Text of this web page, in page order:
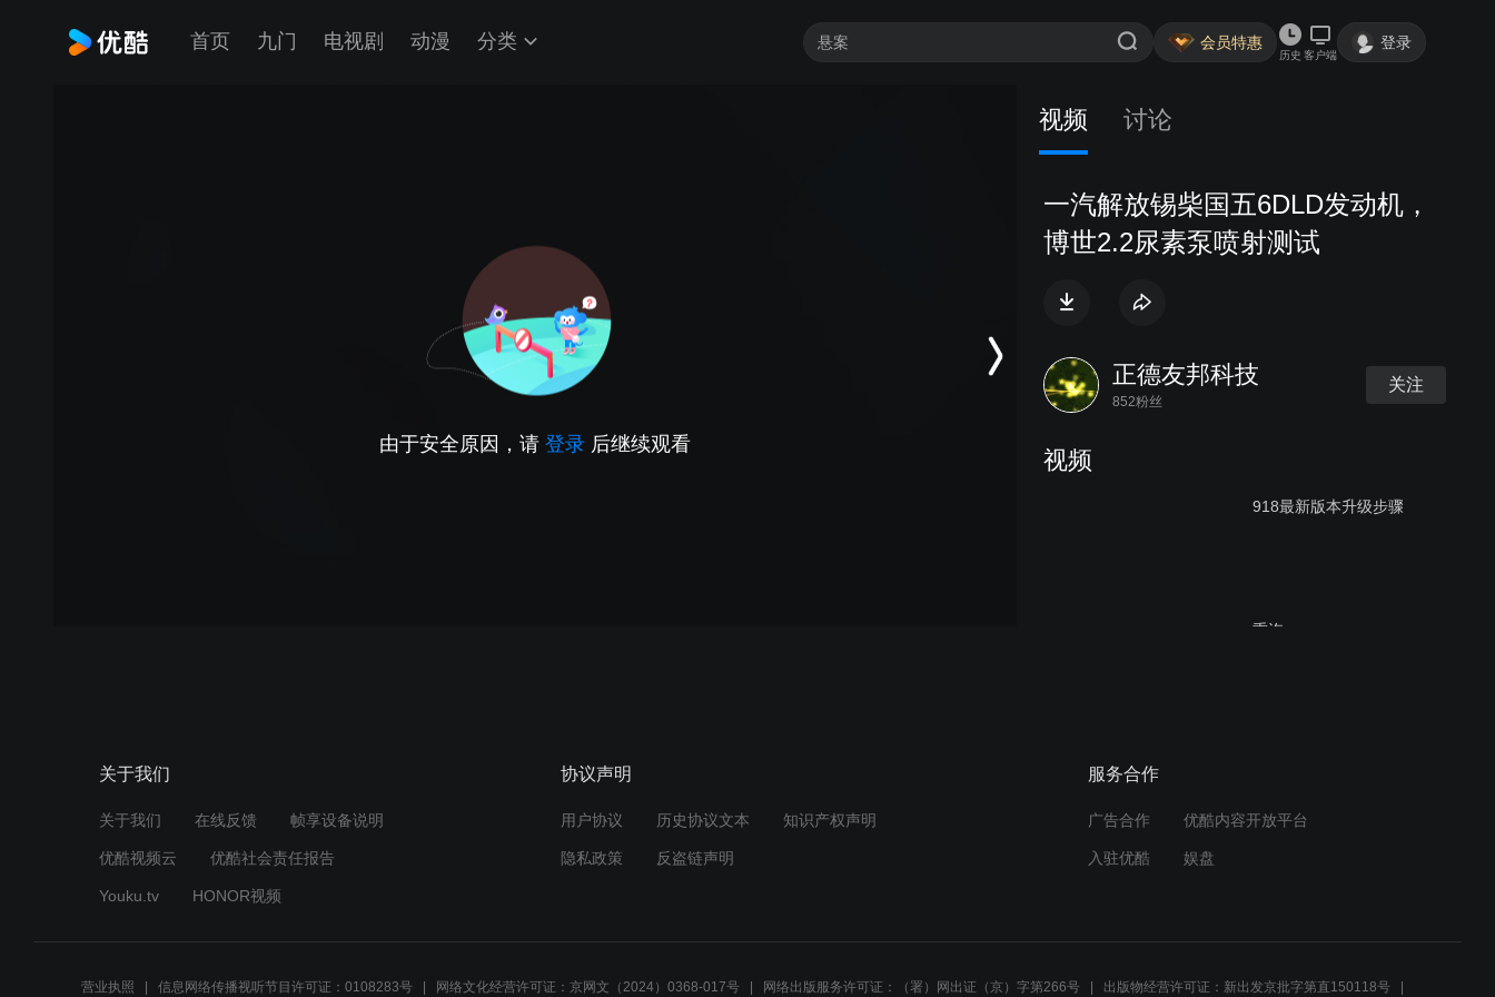
首页 九门 电视剧 动漫 分类 会员特惠
历史 客户端
登录
由于安全原因，请 登录 后继续观看
视频 讨论
一汽解放锡柴国五6DLD发动机，
博世2.2尿素泵喷射测试
正德友邦科技
852粉丝
关注
视频
918最新版本升级步骤
重汽
关于我们
关于我们 在线反馈 帧享设备说明
优酷视频云 优酷社会责任报告
Youku.tv HONOR视频
协议声明
用户协议 历史协议文本 知识产权声明
隐私政策 反盗链声明
服务合作
广告合作 优酷内容开放平台
入驻优酷 娱盘
营业执照 信息网络传播视听节目许可证：0108283号 网络文化经营许可证：京网文（2024）0368-017号 网络出版服务许可证：（署）网出证（京）字第266号 出版物经营许可证：新出发京批字第直150118号